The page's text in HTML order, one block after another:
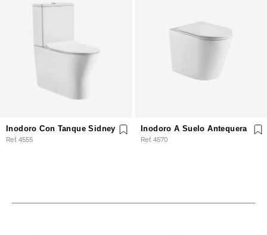
Inodoro Con Tanque Sidney
Ref. 4555
Inodoro A Suelo Antequera
Ref. 4570